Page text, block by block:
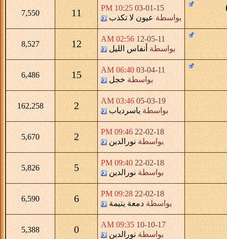
03-01-15
10:25 PM
بواسطةعيون لا تكذب 11
12-05-11
02:56 AM
بواسطةأنفاس الليل 12
03-04-11
06:40 AM
بواسطةخجل 15
05-03-19
03:46 AM
بواسطةياسردياب 2
162,258
22-02-18
09:46 PM
بواسطةنورالدين 2
22-02-18
09:40 PM
بواسطةنورالدين 5
22-02-18
09:28 PM
بواسطةدمعة يتيمة 6
10-10-17
09:35 AM
بواسطةنورالدين 0